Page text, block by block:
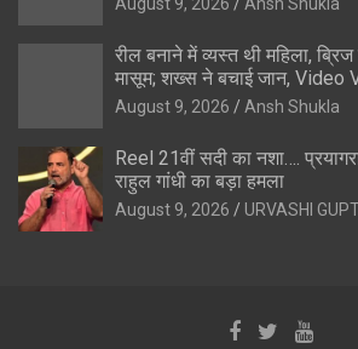
रील बनाने में व्यस्त थी महिला,
मासूम; शख्स ने बचाई जान, Video
August 9, 2026 Ansh Shukla
Reel 21वीं सदी का नशा….
राहुल गांधी का बड़ा हमला
August 9, 2026 URVASHI